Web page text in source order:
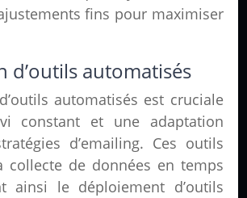
fins pour maximiser
d’outils automatisés
automatisés est cruciale
constant et une adaptation
d’emailing. Ces outils
collecte de données en temps
ainsi le déploiement d’outils